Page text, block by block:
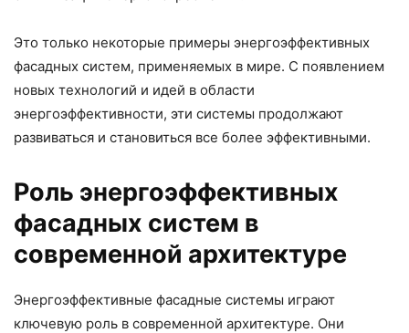
Это только некоторые примеры энергоэффективных
фасадных систем, применяемых в мире. С появлением
новых технологий и идей в области
энергоэффективности, эти системы продолжают
развиваться и становиться все более эффективными.
Роль энергоэффективных
фасадных систем в
современной архитектуре
Энергоэффективные фасадные системы играют
ключевую роль в современной архитектуре. Они